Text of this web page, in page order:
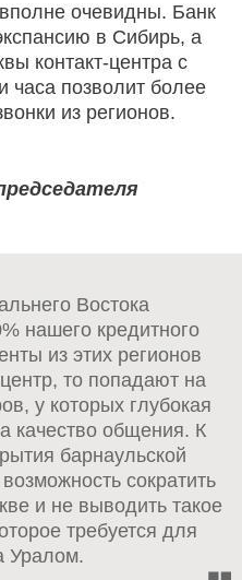
очевидны. Банк
в Сибирь, а
контакт-центра с
часа позволит более
из регионов.
Востока
нашего кредитного
из этих регионов
то попадают на
у которых глубокая
качество общения. К
барнаульской
сократить
и не выводить такое
требуется для
Уралом.